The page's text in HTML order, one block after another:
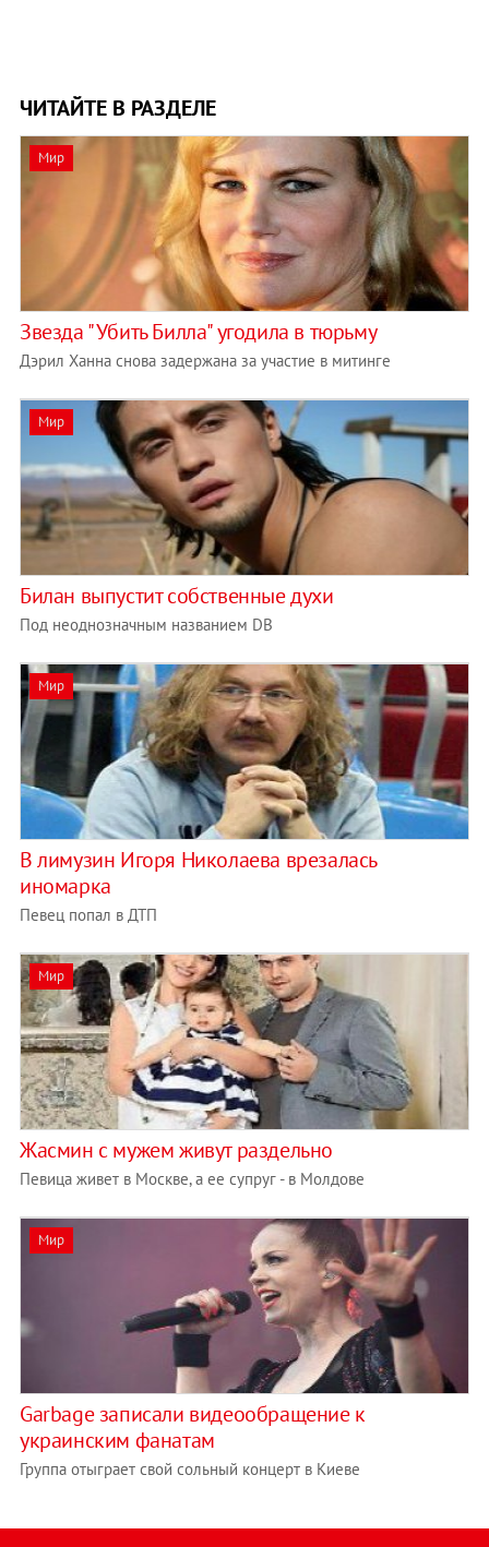
ЧИТАЙТЕ В РАЗДЕЛЕ
Мир
Звезда "Убить Билла" угодила в тюрьму
Дэрил Ханна снова задержана за участие в митинге
Мир
Билан выпустит собственные духи
Под неоднозначным названием DB
Мир
В лимузин Игоря Николаева врезалась
иномарка
Певец попал в ДТП
Мир
Жасмин с мужем живут раздельно
Певица живет в Москве, а ее супруг - в Молдове
Мир
Garbage записали видеообращение к
украинским фанатам
Группа отыграет свой сольный концерт в Киеве